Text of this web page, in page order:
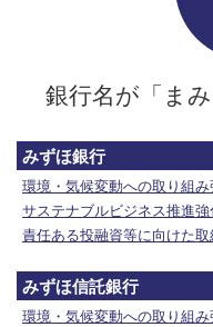
銀行名が「ま
みずほ銀行
環境・気候変動への取り組み
サステナブルビジネス推進強
責任ある投融資等に向けた取
みずほ信託銀行
環境・気候変動への取り組み